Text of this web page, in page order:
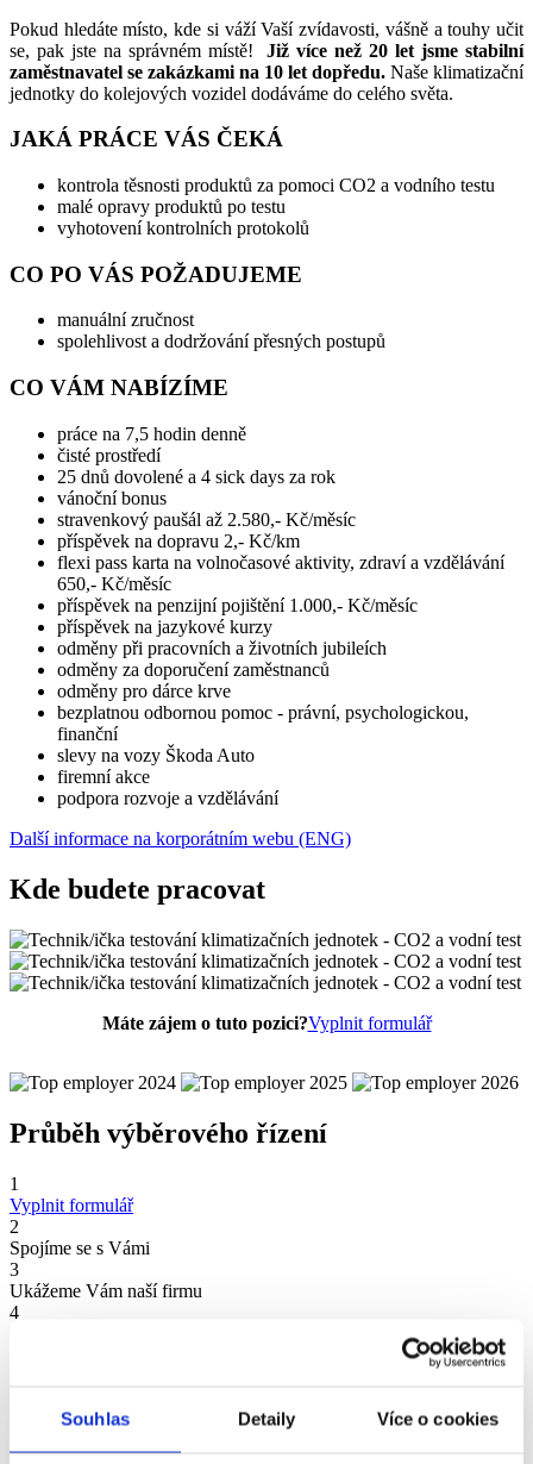
Souhlas Detaily Více o cookies
Pokud hledáte místo, kde si váží Vaší zvídavosti, vášně a touhy učit
se, pak jste na správném místě!Již více než 20 let jsme stabilní
zaměstnavatel se zakázkami na 10 let dopředu. Naše klimatizační
jednotky do kolejových vozidel dodáváme do celého světa.
JAKÁ PRÁCE VÁS ČEKÁ
kontrola těsnosti produktů za pomoci CO2 a vodního testu
malé opravy produktů po testu
vyhotovení kontrolních protokolů
CO PO VÁS POŽADUJEME
manuální zručnost
spolehlivost a dodržování přesných postupů
CO VÁM NABÍZÍME
práce na 7,5 hodin denně
čisté prostředí
25 dnů dovolené a 4 sick days za rok
vánoční bonus
stravenkový paušál až 2.580,- Kč/měsíc
příspěvek na dopravu 2,- Kč/km
flexi pass karta na volnočasové aktivity, zdraví a vzdělávání
650,- Kč/měsíc
příspěvek na penzijní pojištění 1.000,- Kč/měsíc
příspěvek na jazykové kurzy
odměny při pracovních a životních jubileích
odměny za doporučení zaměstnanců
odměny pro dárce krve
bezplatnou odbornou pomoc - právní, psychologickou,
finanční
slevy na vozy Škoda Auto
firemní akce
podpora rozvoje a vzdělávání
Další informace na korporátním webu (ENG)
Kde budete pracovat
Máte zájem o tuto pozici?Vyplnit formulář
Průběh výběrového řízení
1
Vyplnit formulář
2
Spojíme se s Vámi
3
Ukážeme Vám naší firmu
4
Nejčastější otázky